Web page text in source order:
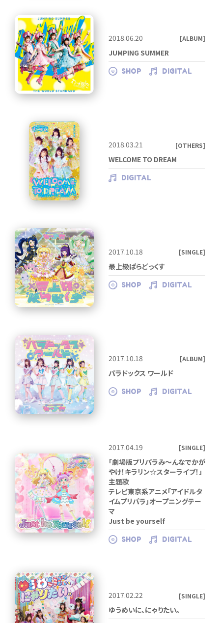
2018.06.20 [ALBUM]
JUMPING SUMMER
SHOP DIGITAL
2018.03.21 [OTHERS]
WELCOME TO DREAM
DIGITAL
2017.10.18 [SINGLE]
最上級ぱらどっくす
SHOP DIGITAL
2017.10.18 [ALBUM]
パラドックス ワールド
SHOP DIGITAL
2017.04.19 [SINGLE]
「劇場版プリパラみ～んなでかが
やけ！キラリン☆スターライブ！」
主題歌
テレビ東京系アニメ「アイドルタ
イムプリパラ」オープニングテー
マ
Just be yourself
SHOP DIGITAL
2017.02.22 [SINGLE]
ゆうめいに、にゃりたい。